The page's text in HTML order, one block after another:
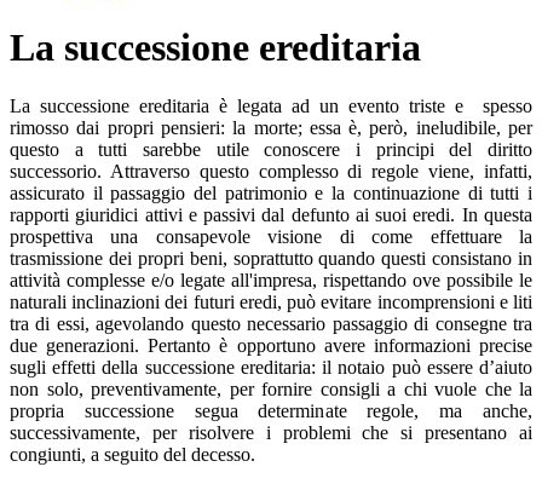
La successione ereditaria
La successione ereditaria è legata ad un evento triste e spesso
rimosso dai propri pensieri: la morte; essa è, però, ineludibile, per
questo a tutti sarebbe utile conoscere i principi del diritto
successorio. Attraverso questo complesso di regole viene, infatti,
assicurato il passaggio del patrimonio e la continuazione di tutti i
rapporti giuridici attivi e passivi dal defunto ai suoi eredi. In questa
prospettiva una consapevole visione di come effettuare la
trasmissione dei propri beni, soprattutto quando questi consistano in
attività complesse e/o legate all'impresa, rispettando ove possibile le
naturali inclinazioni dei futuri eredi, può evitare incomprensioni e liti
tra di essi, agevolando questo necessario passaggio di consegne tra
due generazioni. Pertanto è opportuno avere informazioni precise
sugli effetti della successione ereditaria: il notaio può essere d’aiuto
non solo, preventivamente, per fornire consigli a chi vuole che la
propria successione segua determinate regole, ma anche,
successivamente, per risolvere i problemi che si presentano ai
congiunti, a seguito del decesso.